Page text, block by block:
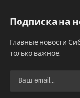
Подписка на
Главные новости
только важное.